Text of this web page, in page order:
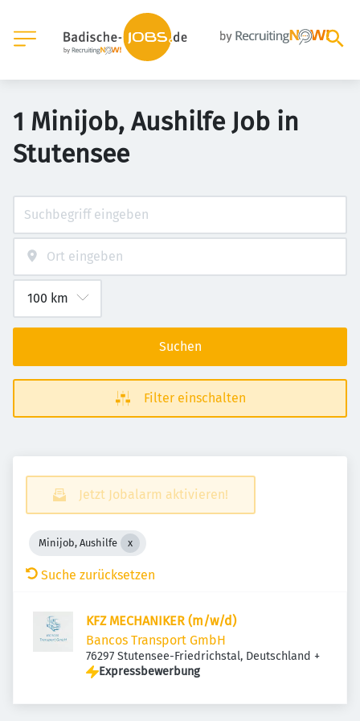
1 Minijob, Aushilfe Job in
Stutensee
Suchen
Filter einschalten
Jetzt Jobalarm aktivieren!
Minijob, Aushilfe
Suche zurücksetzen
KFZ MECHANIKER (m/w/d)
Bancos Transport GmbH
76297 Stutensee-Friedrichstal, Deutschland +
Expressbewerbung